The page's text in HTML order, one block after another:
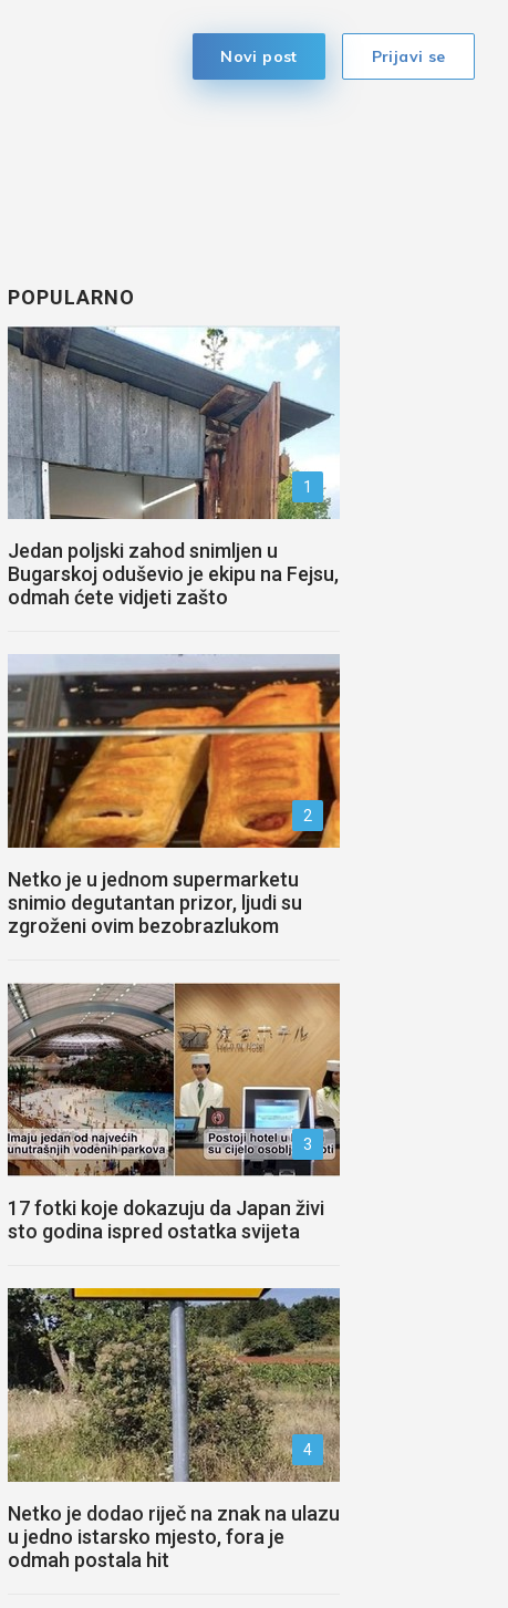
Prijavi se
Novi post
POPULARNO
1
Jedan poljski zahod snimljen u
Bugarskoj oduševio je ekipu na Fejsu,
odmah ćete vidjeti zašto
2
Netko je u jednom supermarketu
snimio degutantan prizor, ljudi su
zgroženi ovim bezobrazlukom
3
17 fotki koje dokazuju da Japan živi
sto godina ispred ostatka svijeta
4
Netko je dodao riječ na znak na ulazu
u jedno istarsko mjesto, fora je
odmah postala hit